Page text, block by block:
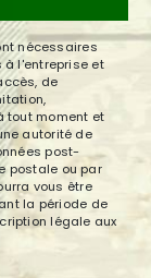
nécessaires
à l'entreprise et
de
tout moment et
autorité de
post-
postale ou par
vous être
la période de
légale aux